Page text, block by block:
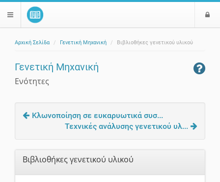
$langMenu
Αρχική Σελίδα Γενετική Μηχανική Βιβλιοθήκες γενετικού υλικού
Γενετική Μηχανική
Ενότητες
Κλωνοποίηση σε ευκαρυωτικά συσ...
Τεχνικές ανάλυσης γενετικού υλ...
Βιβλιοθήκες γενετικού υλικού